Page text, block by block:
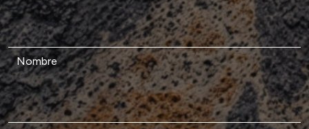
Nombre